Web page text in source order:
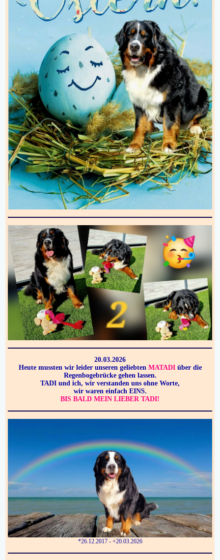
20.03.2026
Heute mussten wir leider unseren geliebten MATADI über die
Regenbogebrücke gehen lassen.
TADI und ich, wir verstanden uns ohne Worte,
wir waren einfach EINS.
BIS BALD MEIN LIEBER TADI!
*26.12.2017 - +20.03.2026